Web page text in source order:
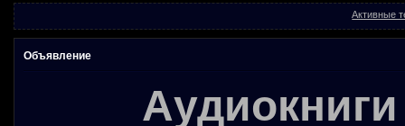
Активные
Объявление